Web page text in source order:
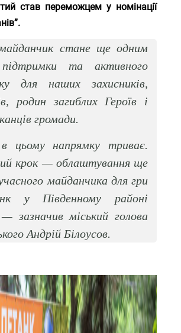
став переможцем у номінації
стане ще одним
та активного
для наших захисників,
родин загиблих Героїв і
громади.
цьому напрямку триває.
крок — облаштування ще
майданчика для гри
у Південному районі
зазначив міський голова
Андрій Білоусов.